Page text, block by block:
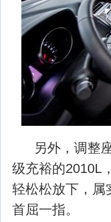
另外，调整座
级充裕的2010L
轻松松放下，属
首屈一指。